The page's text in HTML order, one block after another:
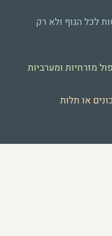
לכל הגוף ולא רק
מזרחיות ומערביות
או תלות